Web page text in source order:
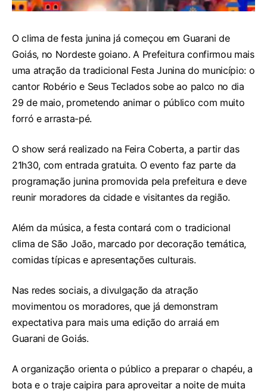
O clima de festa junina já começou em Guarani de
Goiás, no Nordeste goiano. A Prefeitura confirmou mais
uma atração da tradicional Festa Junina do município: o
cantor Robério e Seus Teclados sobe ao palco no dia
29 de maio, prometendo animar o público com muito
forró e arrasta-pé.
O show será realizado na Feira Coberta, a partir das
21h30, com entrada gratuita. O evento faz parte da
programação junina promovida pela prefeitura e deve
reunir moradores da cidade e visitantes da região.
Além da música, a festa contará com o tradicional
clima de São João, marcado por decoração temática,
comidas típicas e apresentações culturais.
Nas redes sociais, a divulgação da atração
movimentou os moradores, que já demonstram
expectativa para mais uma edição do arraiá em
Guarani de Goiás.
A organização orienta o público a preparar o chapéu, a
bota e o traje caipira para aproveitar a noite de muita